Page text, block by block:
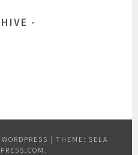
| THEME: SELA